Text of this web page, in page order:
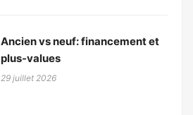
Ancien vs neuf: financement et
plus-values
29 juillet 2026